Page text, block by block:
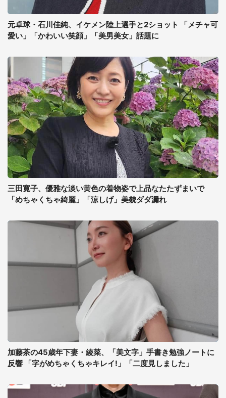
元卓球・石川佳純、イケメン陸上選手と2ショット 「メチャ可
愛い」「かわいい笑顔」「美男美女」話題に
三田寛子、優雅な淡い黄色の着物姿で上品なたたずまいで
「めちゃくちゃ綺麗」「涼しげ」美貌ダダ漏れ
加藤茶の45歳年下妻・綾菜、「美文字」手書き勉強ノートに
反響 「字がめちゃくちゃキレイ!」「二度見しました」